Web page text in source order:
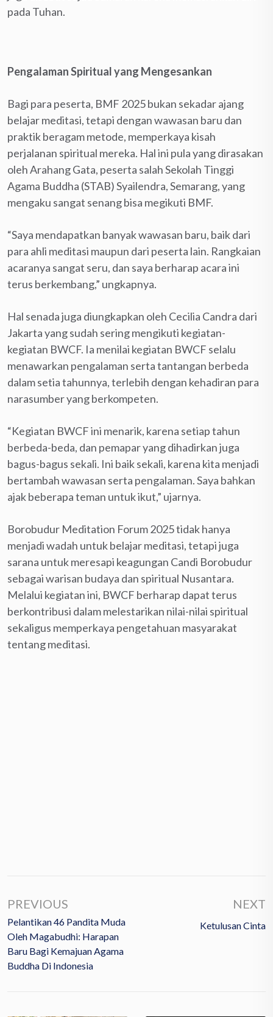
pada Tuhan.
Pengalaman Spiritual yang Mengesankan
Bagi para peserta, BMF 2025 bukan sekadar ajang
belajar meditasi, tetapi dengan wawasan baru dan
praktik beragam metode, memperkaya kisah
perjalanan spiritual mereka. Hal ini pula yang dirasakan
oleh Arahang Gata, peserta salah Sekolah Tinggi
Agama Buddha (STAB) Syailendra, Semarang, yang
mengaku sangat senang bisa megikuti BMF.
“Saya mendapatkan banyak wawasan baru, baik dari
para ahli meditasi maupun dari peserta lain. Rangkaian
acaranya sangat seru, dan saya berharap acara ini
terus berkembang,” ungkapnya.
Hal senada juga diungkapkan oleh Cecilia Candra dari
Jakarta yang sudah sering mengikuti kegiatan-
kegiatan BWCF. Ia menilai kegiatan BWCF selalu
menawarkan pengalaman serta tantangan berbeda
dalam setia tahunnya, terlebih dengan kehadiran para
narasumber yang berkompeten.
“Kegiatan BWCF ini menarik, karena setiap tahun
berbeda-beda, dan pemapar yang dihadirkan juga
bagus-bagus sekali. Ini baik sekali, karena kita menjadi
bertambah wawasan serta pengalaman. Saya bahkan
ajak beberapa teman untuk ikut,” ujarnya.
Borobudur Meditation Forum 2025 tidak hanya
menjadi wadah untuk belajar meditasi, tetapi juga
sarana untuk meresapi keagungan Candi Borobudur
sebagai warisan budaya dan spiritual Nusantara.
Melalui kegiatan ini, BWCF berharap dapat terus
berkontribusi dalam melestarikan nilai-nilai spiritual
sekaligus memperkaya pengetahuan masyarakat
tentang meditasi.
PREVIOUS
Pelantikan 46 Pandita Muda
Oleh Magabudhi: Harapan
Baru Bagi Kemajuan Agama
Buddha Di Indonesia
NEXT
Ketulusan Cinta